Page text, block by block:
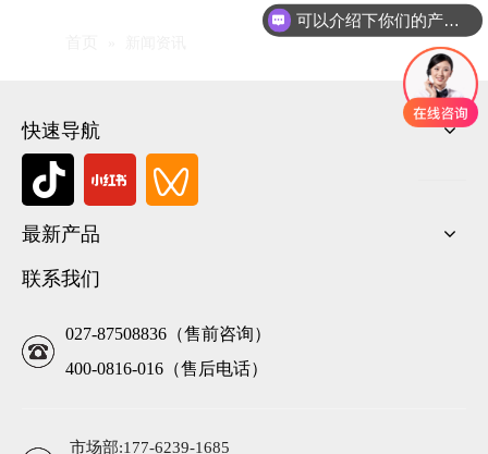
快速导航
最新产品
联系我们
027-87508836（售前咨询）
400-0816-016（售后电话）
市场部:177-6239-1685
可以介绍下你们的产品么